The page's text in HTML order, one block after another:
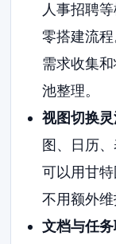
人事招聘
零搭建流
需求收集
池整理。
视图切换
图、日历
可以用甘
不用额外维
文档与任